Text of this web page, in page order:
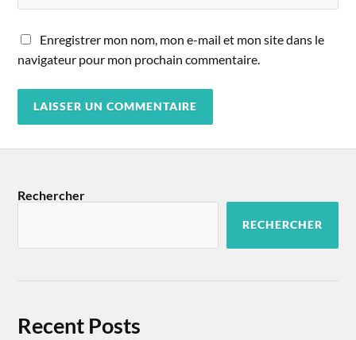
Enregistrer mon nom, mon e-mail et mon site dans le
navigateur pour mon prochain commentaire.
Rechercher
RECHERCHER
Recent Posts